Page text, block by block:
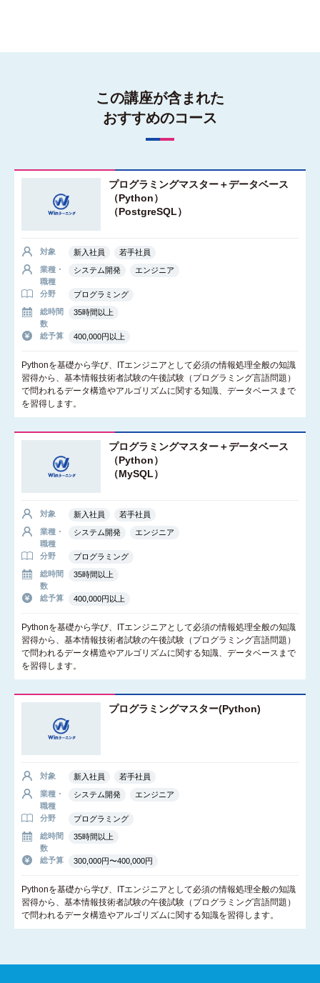
この講座が含まれた
おすすめのコース
プログラミングマスター＋データベース
（Python）
（PostgreSQL）
対象 新入社員
若手社員
業種・
職種
システム開発 エンジニア
分野
プログラミング
総時間
数
35時間以上
総予算 400,000円以上
Pythonを基礎から学び、ITエンジニアとして必須の情報処理全般の知識
習得から、基本情報技術者試験の午後試験（プログラミング言語問題）
で問われるデータ構造やアルゴリズムに関する知識、データベースまで
を習得します。
プログラミングマスター＋データベース
（Python）
（MySQL）
対象 新入社員
若手社員
業種・
職種
システム開発 エンジニア
分野
プログラミング
総時間
数
35時間以上
総予算 400,000円以上
Pythonを基礎から学び、ITエンジニアとして必須の情報処理全般の知識
習得から、基本情報技術者試験の午後試験（プログラミング言語問題）
で問われるデータ構造やアルゴリズムに関する知識、データベースまで
を習得します。
プログラミングマスター(Python)
対象 新入社員
若手社員
業種・
職種
システム開発 エンジニア
分野
プログラミング
総時間
数
35時間以上
総予算 300,000円〜400,000円
Pythonを基礎から学び、ITエンジニアとして必須の情報処理全般の知識
習得から、基本情報技術者試験の午後試験（プログラミング言語問題）
で問われるデータ構造やアルゴリズムに関する知識を習得します。